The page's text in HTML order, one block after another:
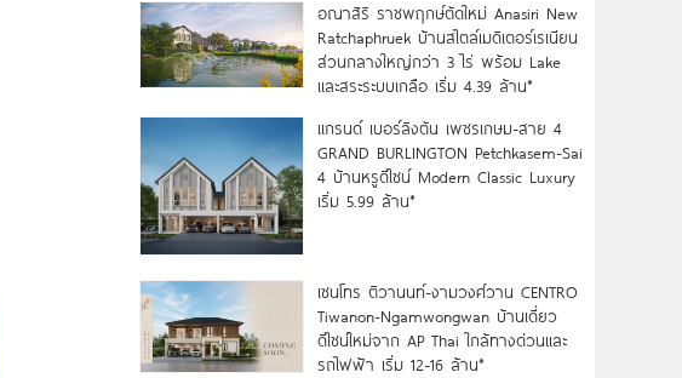
อณาสิริ ราชพฤกษ์ตัดใหม่ Anasiri New
Ratchaphruek บ้านสไตล์เมดิเตอร์เรเนียน
ส่วนกลางใหญ่กว่า 3 ไร่ พร้อม Lake
และสระระบบเกลือ เริ่ม 4.39 ล้าน*
แกรนด์ เบอร์ลิงตัน เพชรเกษม-สาย 4
GRAND BURLINGTON Petchkasem-Sai
4 บ้านหรูดีไซน์ Modern Classic Luxury
เริ่ม 5.99 ล้าน*
เซนโทร ติวานนท์-งามวงศ์วาน CENTRO
Tiwanon-Ngamwongwan บ้านเดี่ยว
ดีไซน์ใหม่จาก AP Thai ใกล้ทางด่วนและ
รถไฟฟ้า เริ่ม 12-16 ล้าน*